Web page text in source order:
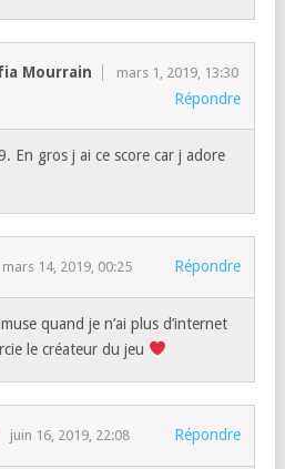
Mourrain mars 1, 2019, 13:30
Répondre
En gros j ai ce score car j adore
mars 14, 2019, 00:25 Répondre
quand je n’ai plus d’internet
le créateur du jeu
juin 16, 2019, 22:08 Répondre